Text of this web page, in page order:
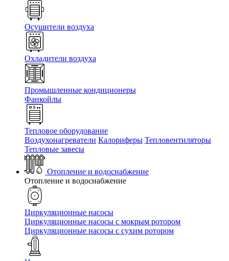
Осушители воздуха
Охладители воздуха
Промышленные кондиционеры
Фанкойлы
Тепловое оборудование
Воздухонагреватели Калориферы Тепловентиляторы
Тепловые завесы
Отопление и водоснабжение
Отопление и водоснабжение
Циркуляционные насосы
Циркуляционные насосы с мокрым ротором
Циркуляционные насосы с сухим ротором